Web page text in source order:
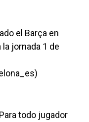
el Barça en
la jornada 1 de
todo jugador